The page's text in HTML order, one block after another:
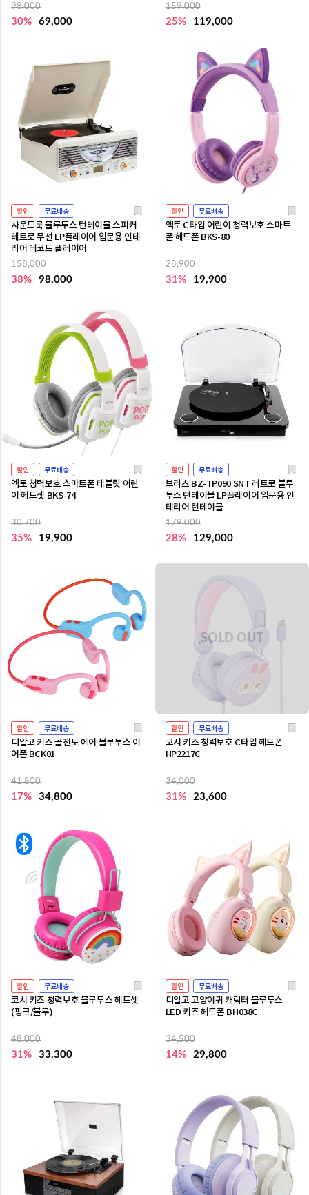
98,000
30% 69,000
159,000
25% 119,000
할인 무료배송
사운드룩 블루투스 턴테이블 스피커
레트로 무선 LP플레이어 입문용 인테
리어 레코드 플레이어
158,000
38% 98,000
할인 무료배송
엑토 C타입 어린이 청력보호 스마트
폰 헤드폰 BKS-80
28,900
31% 19,900
할인 무료배송
엑토 청력보호 스마트폰 태블릿 어린
이 헤드셋 BKS-74
30,700
35% 19,900
할인 무료배송
브리츠 BZ-TP090 SNT 레트로 블루
투스 턴테이블 LP플레이어 입문용 인
테리어 턴테이블
179,000
28% 129,000
할인 무료배송
디알고 키즈 골전도 에어 블루투스 이
어폰 BCK01
41,800
17% 34,800
할인 무료배송
코시 키즈 청력보호 C타입 헤드폰
HP2217C
34,000
31% 23,600
할인 무료배송
코시 키즈 청력보호 블루투스 헤드셋
(핑크/블루)
48,000
31% 33,300
할인 무료배송
디알고 고양이귀 캐릭터 블루투스
LED 키즈 헤드폰 BH038C
34,500
14% 29,800